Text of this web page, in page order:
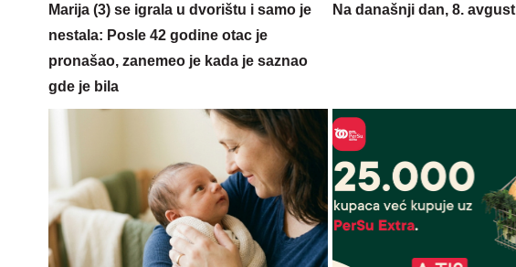
Marija (3) se igrala u dvorištu i samo je
nestala: Posle 42 godine otac je
pronašao, zanemeo je kada je saznao
gde je bila
Na današnji dan, 8. avgust